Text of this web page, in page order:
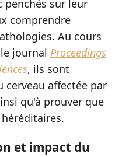
penchés sur leur
comprendre
Au cours
journal Proceedings
, ils sont
cerveau affectée par
qu'à prouver que
et impact du